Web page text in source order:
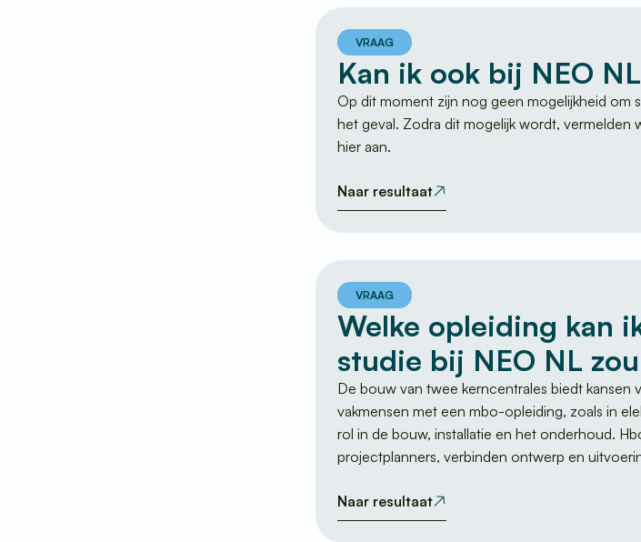
VRAAG
Kan ik ook bij NEO
Op dit moment zijn nog geen mogelijkheid om
het geval. Zodra dit mogelijk wordt,
hier aan.
Naar resultaat
VRAAG
Welke opleiding kan
studie bij NEO NL
De bouw van twee kerncentrales biedt
vakmensen met een mbo-opleiding, zoals in
rol in de bouw, installatie en het onderhoud.
projectplanners, verbinden ontwerp en
Naar resultaat